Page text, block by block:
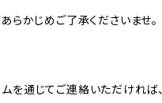
らかじめご了承くださいませ。
を通じてご連絡いただければ、